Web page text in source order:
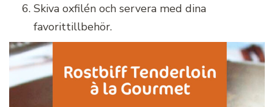
Skiva oxfilén och servera med dina
favorittillbehör.